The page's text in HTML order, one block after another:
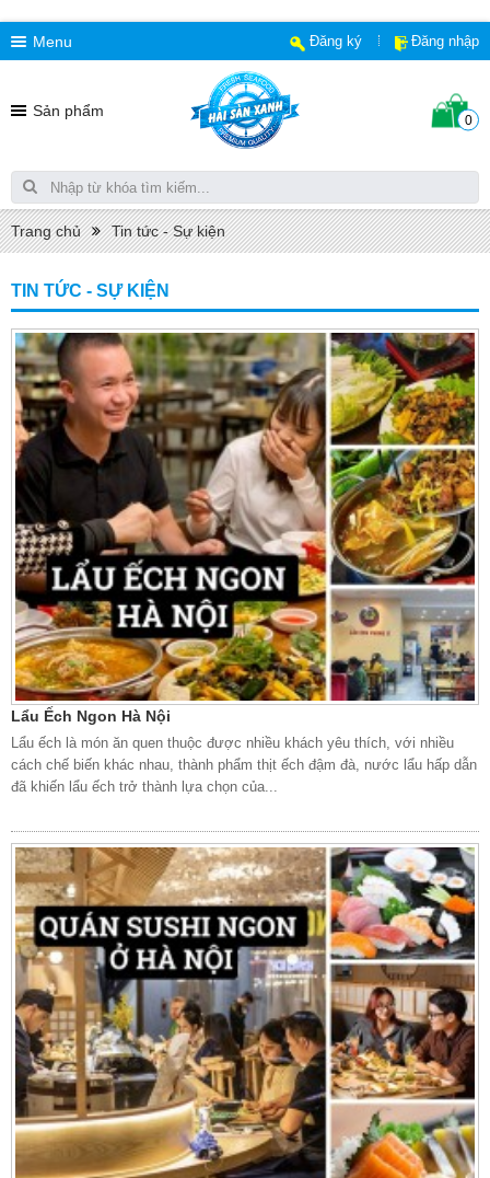
Menu Đăng ký Đăng nhập
Sản phẩm
0
Trang chủ Tin tức - Sự kiện
TIN TỨC - SỰ KIỆN
Lẩu Ếch Ngon Hà Nội
Lẩu ếch là món ăn quen thuộc được nhiều khách yêu thích, với nhiều
cách chế biến khác nhau, thành phẩm thịt ếch đậm đà, nước lẩu hấp dẫn
đã khiến lẩu ếch trở thành lựa chọn của...